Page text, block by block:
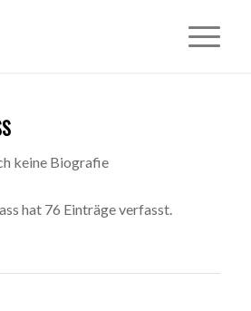
keine Biografie
hat 76 Einträge verfasst.